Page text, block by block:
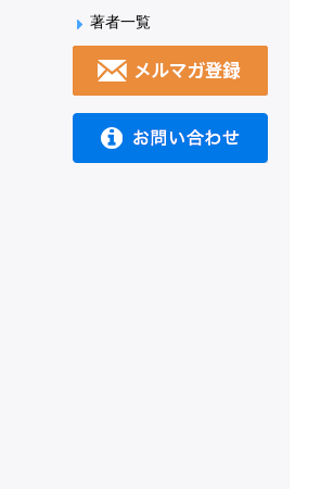
著者一覧